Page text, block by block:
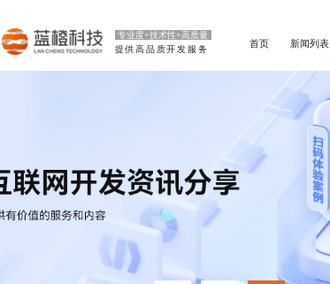
专业度+技术性+高质量
提供高品质开发服务
首页 新闻列表